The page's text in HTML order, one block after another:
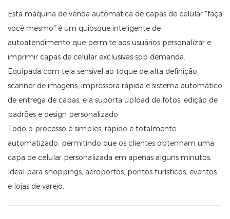
Esta máquina de venda automática de capas de celular "faça
você mesmo" é um quiosque inteligente de
autoatendimento que permite aos usuários personalizar e
imprimir capas de celular exclusivas sob demanda.
Equipada com tela sensível ao toque de alta definição,
scanner de imagens, impressora rápida e sistema automático
de entrega de capas, ela suporta upload de fotos, edição de
padrões e design personalizado.
Todo o processo é simples, rápido e totalmente
automatizado, permitindo que os clientes obtenham uma
capa de celular personalizada em apenas alguns minutos.
Ideal para shoppings, aeroportos, pontos turísticos, eventos
e lojas de varejo.